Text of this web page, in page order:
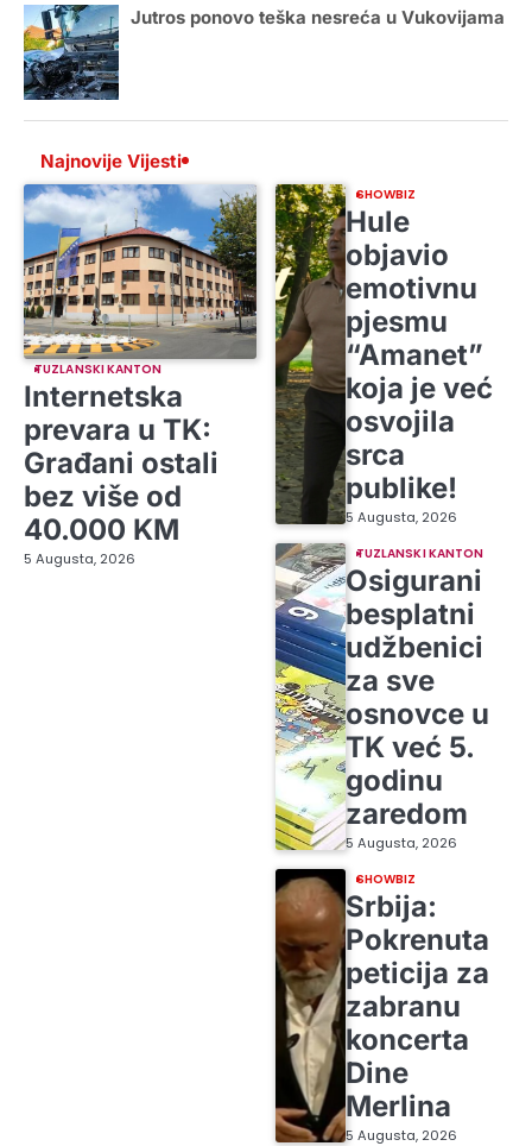
Jutros ponovo teška nesreća u Vukovijama
Najnovije Vijesti
TUZLANSKI KANTON
Internetska
prevara u TK:
Građani ostali
bez više od
40.000 KM
5 Augusta, 2026
SHOWBIZ
Hule
objavio
emotivnu
pjesmu
“Amanet”
koja je već
osvojila
srca
publike!
5 Augusta, 2026
TUZLANSKI KANTON
Osigurani
besplatni
udžbenici
za sve
osnovce u
TK već 5.
godinu
zaredom
5 Augusta, 2026
SHOWBIZ
Srbija:
Pokrenuta
peticija za
zabranu
koncerta
Dine
Merlina
5 Augusta, 2026